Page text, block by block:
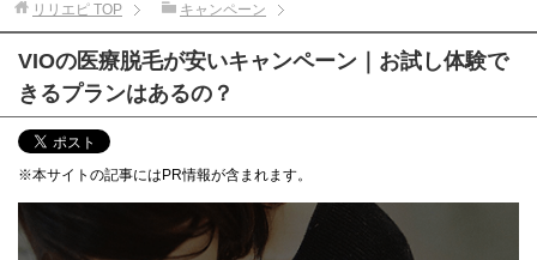
リリエピ TOP キャンペーン
VIOの医療脱毛が安いキャンペーン｜お試し体験で
きるプランはあるの？
※本サイトの記事にはPR情報が含まれます。